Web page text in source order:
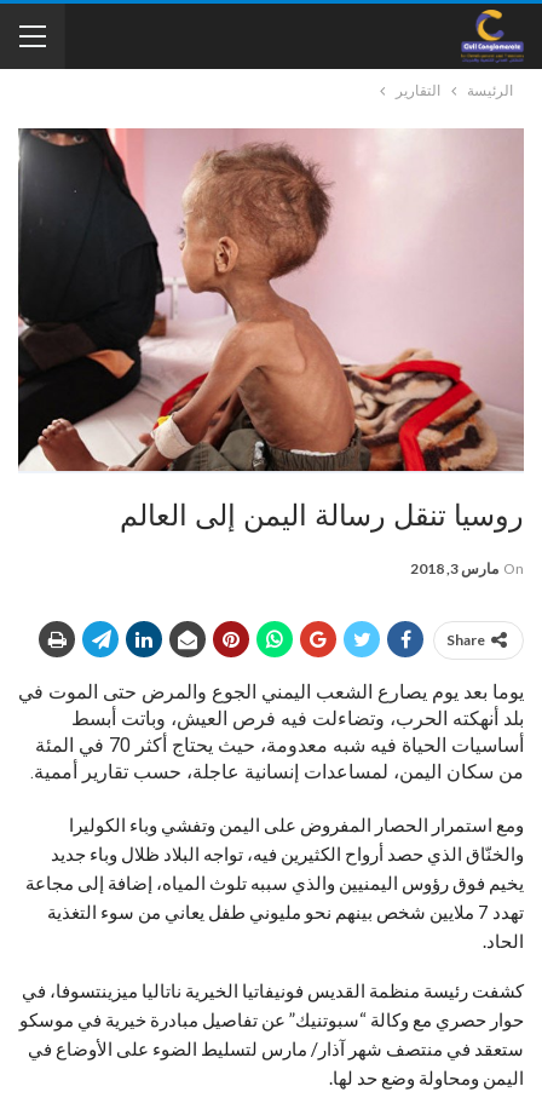
الرئيسة التقارير
روسيا تنقل رسالة اليمن إلى العالم
On مارس 3, 2018
Share
يوما بعد يوم يصارع الشعب اليمني الجوع والمرض حتى الموت في
بلد أنهكته الحرب، وتضاءلت فيه فرص العيش، وباتت أبسط
أساسيات الحياة فيه شبه معدومة، حيث يحتاج أكثر 70 في المئة
من سكان اليمن، لمساعدات إنسانية عاجلة، حسب تقارير أممية.
ومع استمرار الحصار المفروض على اليمن وتفشي وباء الكوليرا
والخنّاق الذي حصد أرواح الكثيرين فيه، تواجه البلاد ظلال وباء جديد
يخيم فوق رؤوس اليمنيين والذي سببه تلوث المياه، إضافة إلى مجاعة
تهدد 7 ملايين شخص بينهم نحو مليوني طفل يعاني من سوء التغذية
الحاد.
كشفت رئيسة منظمة القديس فونيفاتيا الخيرية ناتاليا ميزينتسوفا، في
حوار حصري مع وكالة “سبوتنيك” عن تفاصيل مبادرة خيرية في موسكو
ستعقد في منتصف شهر آذار/ مارس لتسليط الضوء على الأوضاع في
اليمن ومحاولة وضع حد لها.